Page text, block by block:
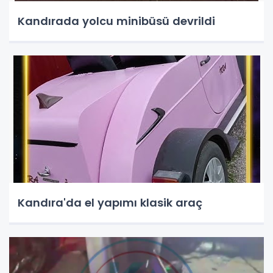
Kandırada yolcu minibüsü devrildi
Kandıra'da el yapımı klasik araç